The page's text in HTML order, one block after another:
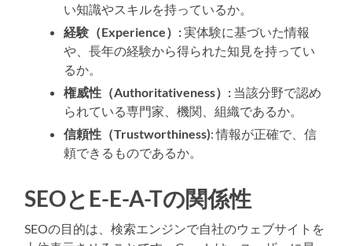
い知識やスキルを持っているか。
経験（Experience）:実体験に基づいた情報
や、長年の経験から得られた知見を持ってい
るか。
権威性（Authoritativeness）: 当該分野で認め
られている専門家、機関、組織であるか。
信頼性（Trustworthiness): 情報が正確で、信
頼できるものであるか。
SEOとE-E-A-Tの関係性
SEOの目的は、検索エンジンで自社のウェブサイトを